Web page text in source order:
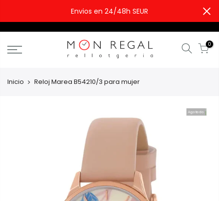
Envios en 24/48h SEUR
0
Inicio Reloj Marea B54210/3 para mujer
Agotado